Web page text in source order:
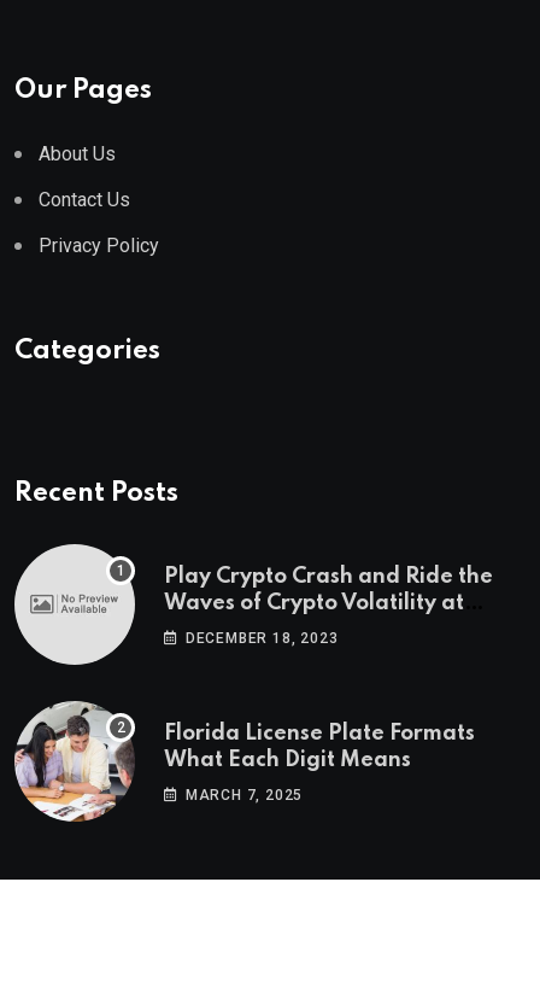
Our Pages
About Us
Contact Us
Privacy Policy
Categories
Recent Posts
Play Crypto Crash and Ride the
Waves of Crypto Volatility at
Wintomato’s Online Platform
DECEMBER 18, 2023
Florida License Plate Formats
What Each Digit Means
MARCH 7, 2025